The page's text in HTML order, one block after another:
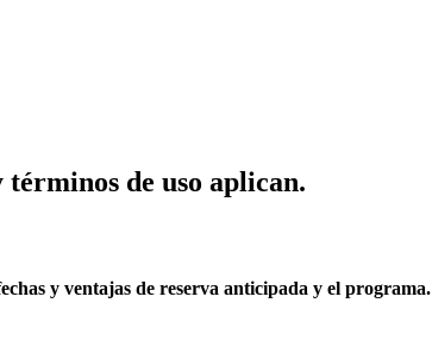
de uso aplican.
y ventajas de reserva anticipada y el programa.